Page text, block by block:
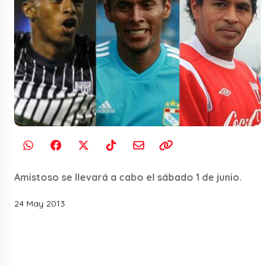
Amistoso se llevará a cabo el sábado 1 de junio.
24 May 2013